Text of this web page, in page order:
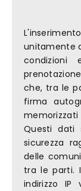
unitamente
che, tra le
firma
Questi dati
sicurezza
delle
tra le parti.
indirizzo IP